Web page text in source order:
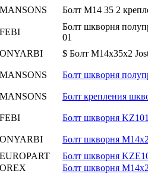
MANSONS Болт М14 35 2
FEBI
Болт шкворня
01
ONYARBI $ Болт M14x35x2
MANSONS Болт шкворня
MANSONS Болт крепления
FEBI Болт шкворня
ONYARBI Болт шкворня
EUROPART Болт шкворня
OREX Болт шкворня